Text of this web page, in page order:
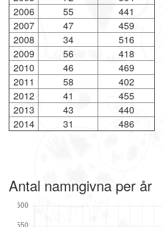
2006
55
441
2007
47
459
2008
34
516
2009
56
418
2010
46
469
2011
58
402
2012
41
455
2013
43
440
2014
31 486
Antal namngivna per år